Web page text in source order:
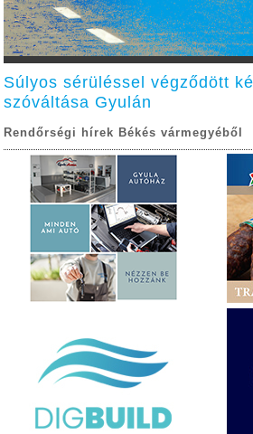
Súlyos sérüléssel végződött
szóváltása Gyulán
Rendőrségi hírek Békés vármegyéből